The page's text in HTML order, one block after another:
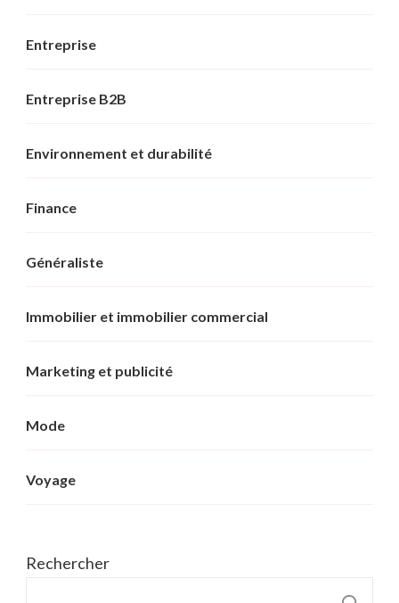
Entreprise
Entreprise B2B
Environnement et durabilité
Finance
Généraliste
Immobilier et immobilier commercial
Marketing et publicité
Mode
Voyage
Rechercher